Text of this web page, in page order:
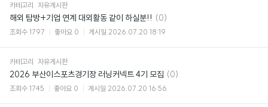
카테고리 자유게시판
해외 탐방+기업 연계 대외활동 같이 하실분!! 댓
글
(0)
조회수 1797 좋아요 0 게시일 2026.07.20 18:19
카테고리 자유게시판
2026 부산이스포츠경기장 러닝커넥트 4기 모집 댓
(0)
조회수 1745 좋아요 0 게시일 2026.07.20 16:56